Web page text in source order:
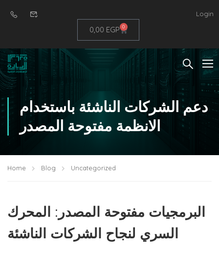
Login
0,00 EGP 0
دعم الشركات الناشئة باستخدام
الانظمة مفتوحة المصدر
Home Blog Uncategorized
البرمجيات مفتوحة المصدر: المحرك
السري لنجاح الشركات الناشئة